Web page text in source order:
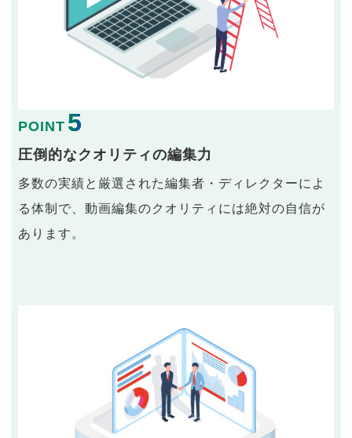
POINT 5
圧倒的なクオリティの編集力
多数の実績と厳選された編集者・ディレクターによ
る体制で、動画編集のクオリティには絶対の自信が
あります。